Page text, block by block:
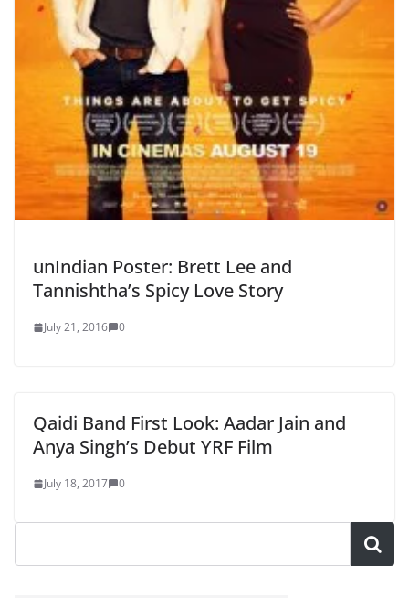
unIndian Poster: Brett Lee and
Tannishtha’s Spicy Love Story
July 21, 2016 0
Qaidi Band First Look: Aadar Jain and
Anya Singh’s Debut YRF Film
July 18, 2017 0